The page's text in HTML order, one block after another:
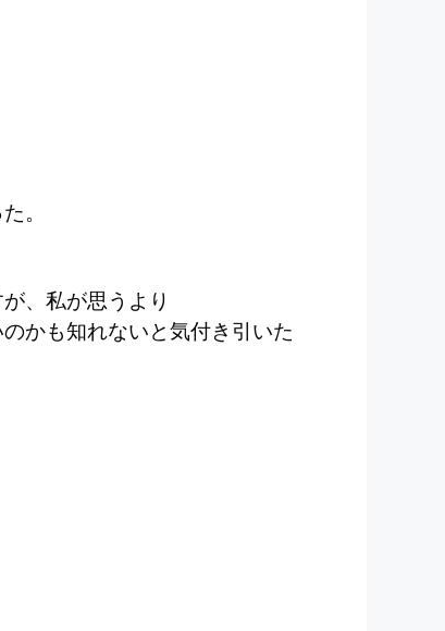
。
、私が思うより
かも知れないと気付き引いた